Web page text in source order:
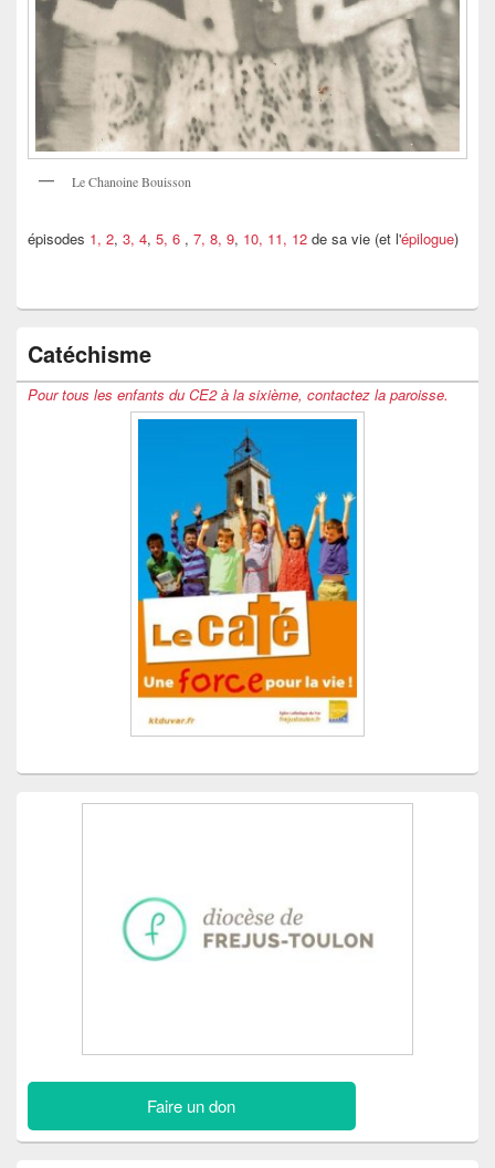
Le Chanoine Bouisson
épisodes 1, 2, 3, 4, 5, 6 , 7, 8, 9, 10, 11, 12 de sa vie (et l'épilogue)
Catéchisme
Pour tous les enfants du CE2 à la sixième, contactez la paroisse.
Faire un don